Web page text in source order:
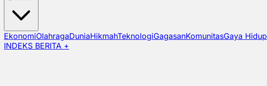
EkonomiOlahragaDuniaHikmahTeknologiGagasanKomunitasGaya Hidup
INDEKS BERITA +